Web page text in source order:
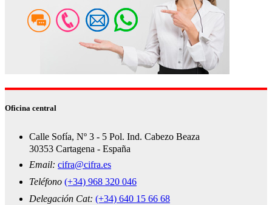
Oficina central
Calle Sofía, Nº 3 - 5 Pol. Ind. Cabezo Beaza
30353 Cartagena - España
Email: cifra@cifra.es
Teléfono (+34) 968 320 046
Delegación Cat: (+34) 640 15 66 68